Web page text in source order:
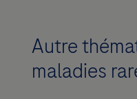
Autre
maladies